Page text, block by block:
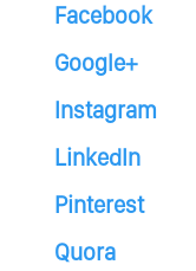
Facebook
Google+
Instagram
LinkedIn
Pinterest
Quora